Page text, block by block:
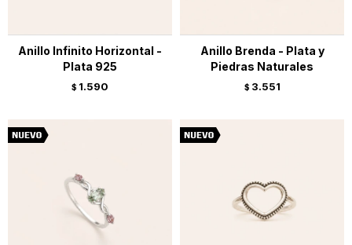
Anillo Infinito Horizontal -
Plata 925
$ 1.590
Anillo Brenda - Plata y
Piedras Naturales
$ 3.551